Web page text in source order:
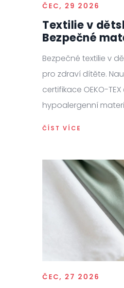
ČEC, 29 2026
Textilie v
Bezpečné
certifikace
Bezpečné textilie v
pro zdraví dítěte.
certifikace OEKO-
hypoalergenní
ČÍST VÍCE
ČEC, 27 2026